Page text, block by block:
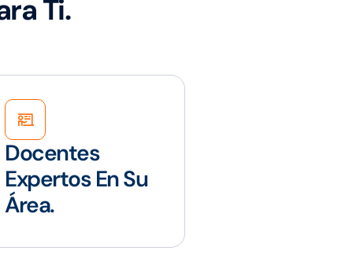
Ti.
Docentes
Expertos En Su
Área.